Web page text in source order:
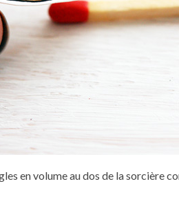
en volume au dos de la sorcière